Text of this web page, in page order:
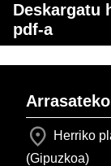
Deskargatu
pdf-a
Herriko
(Gipuzkoa)